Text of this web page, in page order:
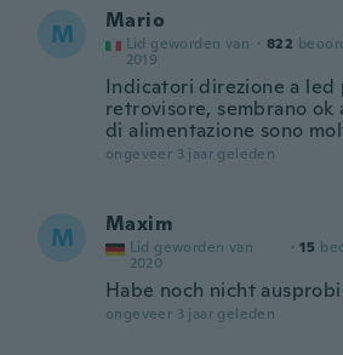
M Mario
Lid geworden van
2019
· 822
Indicatori direzione a
retrovisore, sembrano ok
di alimentazione sono
ongeveer 3 jaar geleden
M Maxim
Lid geworden van
2020
· 15
Habe noch nicht
ongeveer 3 jaar geleden